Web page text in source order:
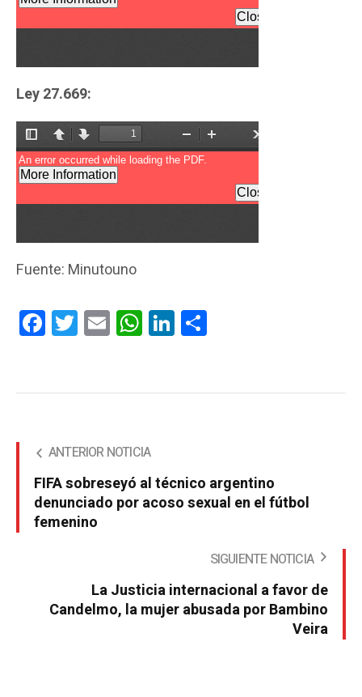
Ley 27.669:
Fuente: Minutouno
FacebookTwitterEmail WhatsAppLinkedIn
ANTERIOR NOTICIA
FIFA sobreseyó al técnico argentino
denunciado por acoso sexual en el fútbol
femenino
SIGUIENTE NOTICIA
La Justicia internacional a favor de
Candelmo, la mujer abusada por Bambino
Veira